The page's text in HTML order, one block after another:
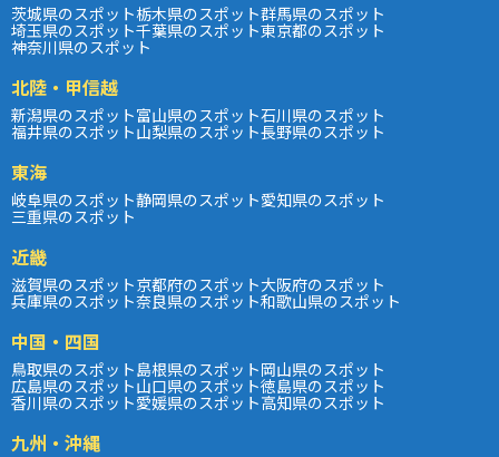
茨城県のスポット栃木県のスポット群馬県のスポット
埼玉県のスポット千葉県のスポット東京都のスポット
神奈川県のスポット
北陸・甲信越
新潟県のスポット富山県のスポット石川県のスポット
福井県のスポット山梨県のスポット長野県のスポット
東海
岐阜県のスポット静岡県のスポット愛知県のスポット
三重県のスポット
近畿
滋賀県のスポット京都府のスポット大阪府のスポット
兵庫県のスポット奈良県のスポット和歌山県のスポット
中国・四国
鳥取県のスポット島根県のスポット岡山県のスポット
広島県のスポット山口県のスポット徳島県のスポット
香川県のスポット愛媛県のスポット高知県のスポット
九州・沖縄